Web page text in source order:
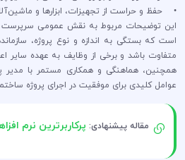
• حفظ و حراست از تجهیزات، ابزارها و
این توضیحات مربوط به نقش عمومی سرپرست
است که بستگی به اندازه و نوع پروژه،
متفاوت باشد و برخی از وظایف به عهده سایر
همچنین، هماهنگی و همکاری مستمر با مدیر
عوامل کلیدی برای موفقیت در اجرای پروژه
مقاله پیشنهادی: پرکاربرترین نرم